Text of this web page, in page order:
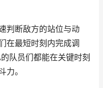
判断敌方的站位与动
在最短时刻内完成调
队员们都能在关键时刻
力。